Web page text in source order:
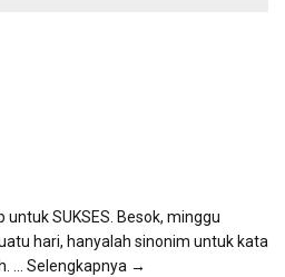
untuk SUKSES. Besok, minggu
hari, hanyalah sinonim untuk kata
... Selengkapnya →